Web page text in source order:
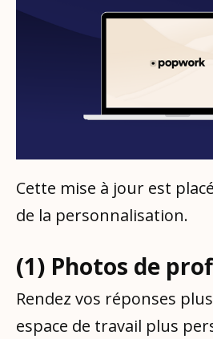
Cette mise à jour est
de la personnalisation.
(1) Photos de
Rendez vos réponses
espace de travail plus